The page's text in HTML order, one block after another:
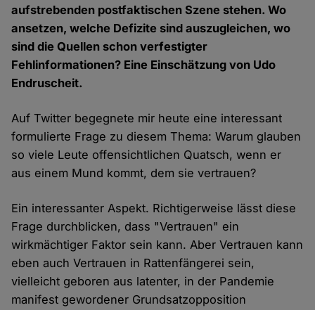
aufstrebenden postfaktischen Szene stehen. Wo
ansetzen, welche Defizite sind auszugleichen, wo
sind die Quellen schon verfestigter
Fehlinformationen? Eine Einschätzung von Udo
Endruscheit.
Auf Twitter begegnete mir heute eine interessant
formulierte Frage zu diesem Thema: Warum glauben
so viele Leute offensichtlichen Quatsch, wenn er
aus einem Mund kommt, dem sie vertrauen?
Ein interessanter Aspekt. Richtigerweise lässt diese
Frage durchblicken, dass "Vertrauen" ein
wirkmächtiger Faktor sein kann. Aber Vertrauen kann
eben auch Vertrauen in Rattenfängerei sein,
vielleicht geboren aus latenter, in der Pandemie
manifest gewordener Grundsatzopposition